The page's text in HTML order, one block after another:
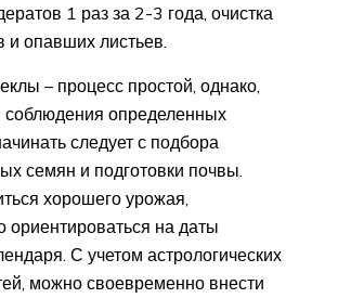
1 раз за 2-3 года, очистка
и опавших листьев.
– процесс простой, однако,
определенных
следует с подбора
семян и подготовки почвы.
хорошего урожая,
ориентироваться на даты
С учетом астрологических
можно своевременно внести